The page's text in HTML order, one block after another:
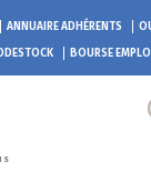
ANNUAIRE ADHÉRENTS
BOURSE EMPLOI